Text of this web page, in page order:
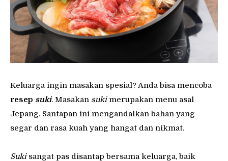
Keluarga ingin masakan spesial? Anda bisa mencoba
resep suki. Masakan sukimerupakan menu asal
Jepang. Santapan ini mengandalkan bahan yang
segar dan rasa kuah yang hangat dan nikmat.
Sukisangat pas disantap bersama keluarga, baik